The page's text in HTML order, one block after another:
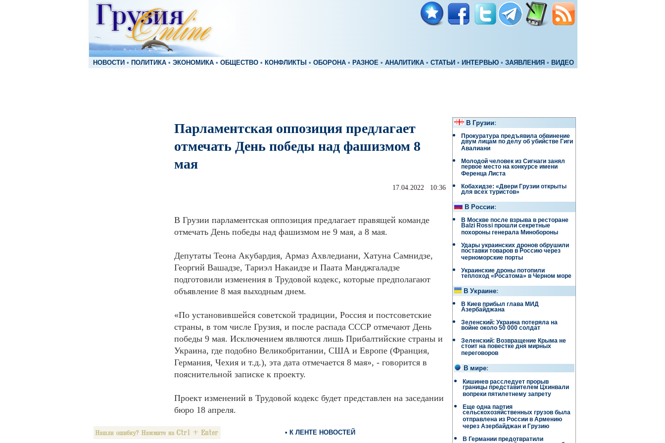
НОВОСТИ • ПОЛИТИКА • ЭКОНОМИКА • ОБЩЕСТВО • КОНФЛИКТЫ • ОБОРОНА • РАЗНОЕ • АНАЛИТИКА • СТАТЬИ • ИНТЕРВЬЮ • ЗАЯВЛЕНИЯ • ВИДЕО
Парламентская оппозиция предлагает
отмечать День победы над фашизмом 8
мая
17.04.2022 10:36
В Грузии парламентская оппозиция предлагает правящей команде
отмечать День победы над фашизмом не 9 мая, а 8 мая.
Депутаты Теона Акубардия, Армаз Ахвледиани, Хатуна Самнидзе,
Георгий Вашадзе, Тариэл Накаидзе и Паата Манджгаладзе
подготовили изменения в Трудовой кодекс, которые предполагают
объявление 8 мая выходным днем.
«По установившейся советской традиции, Россия и постсоветские
страны, в том числе Грузия, и после распада СССР отмечают День
победы 9 мая. Исключением являются лишь Прибалтийские страны и
Украина, где подобно Великобритании, США и Европе (Франция,
Германия, Чехия и т.д.), эта дата отмечается 8 мая», - говорится в
пояснительной записке к проекту.
Проект изменений в Трудовой кодекс будет представлен на заседании
бюро 18 апреля.
• К ЛЕНТЕ НОВОСТЕЙ
В Грузии:
Прокуратура предъявила обвинение
двум лицам по делу об убийстве Гиги
Авалиани
Молодой человек из Сигнаги занял
первое место на конкурсе имени
Ференца Листа
Кобахидзе: «Двери Грузии открыты
для всех туристов»
В России:
В Москве после взрыва в ресторане
Balzi Rossi прошли секретные
похороны генерала Минобороны
Удары украинских дронов обрушили
поставки товаров в Россию через
черноморские порты
Украинские дроны потопили
теплоход «Росатома» в Черном море
В Украине:
В Киев прибыл глава МИД
Азербайджана
Зеленский: Украина потеряла на
войне около 50 000 солдат
Зеленский: Возвращение Крыма не
стоит на повестке дня мирных
переговоров
В мире:
Кишинев расследует прорыв
границы представителем Цхинвали
вопреки пятилетнему запрету
Еще одна партия
сельскохозяйственных грузов была
отправлена ​​из России в Армению
через Азербайджан и Грузию
В Германии предотвратили